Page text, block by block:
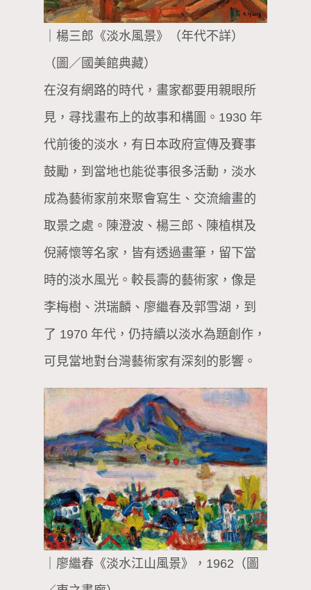
｜楊三郎《淡水風景》（年代不詳）
（圖／國美館典藏）
在沒有網路的時代，畫家都要用親眼所
見，尋找畫布上的故事和構圖。1930 年
代前後的淡水，有日本政府宣傳及賽事
鼓勵，到當地也能從事很多活動，淡水
成為藝術家前來聚會寫生、交流繪畫的
取景之處。陳澄波、楊三郎、陳植棋及
倪蔣懷等名家，皆有透過畫筆，留下當
時的淡水風光。較長壽的藝術家，像是
李梅樹、洪瑞麟、廖繼春及郭雪湖，到
了 1970 年代，仍持續以淡水為題創作，
可見當地對台灣藝術家有深刻的影響。
｜廖繼春《淡水江山風景》，1962（圖